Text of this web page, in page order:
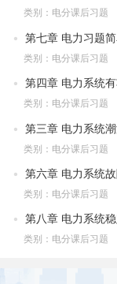
类别：电分课后习题
第七章 电力习题
类别：电分课后习题
第四章 电力系统
类别：电分课后习题
第三章 电力系统
类别：电分课后习题
第六章 电力系统
类别：电分课后习题
第八章 电力系统稳
类别：电分课后习题